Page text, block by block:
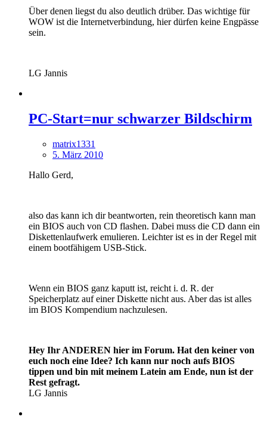
Über denen liegst du also deutlich drüber. Das wichtige für
WOW ist die Internetverbindung, hier dürfen keine Engpässe
sein.
LG Jannis
PC-Start=nur schwarzer Bildschirm
matrix1331
5. März 2010
Hallo Gerd,
also das kann ich dir beantworten, rein theoretisch kann man
ein BIOS auch von CD flashen. Dabei muss die CD dann ein
Diskettenlaufwerk emulieren. Leichter ist es in der Regel mit
einem bootfähigem USB-Stick.
Wenn ein BIOS ganz kaputt ist, reicht i. d. R. der
Speicherplatz auf einer Diskette nicht aus. Aber das ist alles
im BIOS Kompendium nachzulesen.
Hey Ihr ANDEREN hier im Forum. Hat den keiner von
euch noch eine Idee? Ich kann nur noch aufs BIOS
tippen und bin mit meinem Latein am Ende, nun ist der
Rest gefragt.
LG Jannis